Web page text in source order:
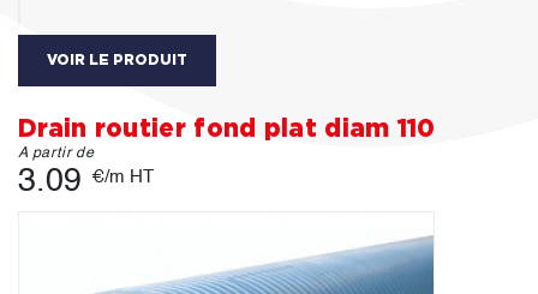
VOIR LE PRODUIT
Drain routier fond plat diam 110
A partir de
3.09 €/m HT